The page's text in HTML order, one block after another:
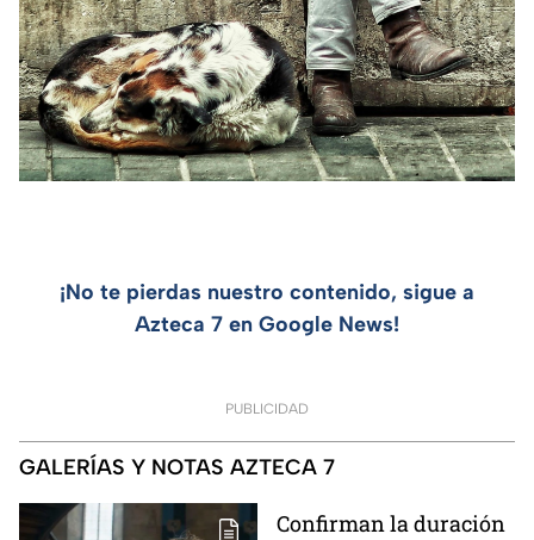
¡No te pierdas nuestro contenido, sigue a
Azteca 7 en Google News!
PUBLICIDAD
GALERÍAS Y NOTAS AZTECA 7
Confirman la duración